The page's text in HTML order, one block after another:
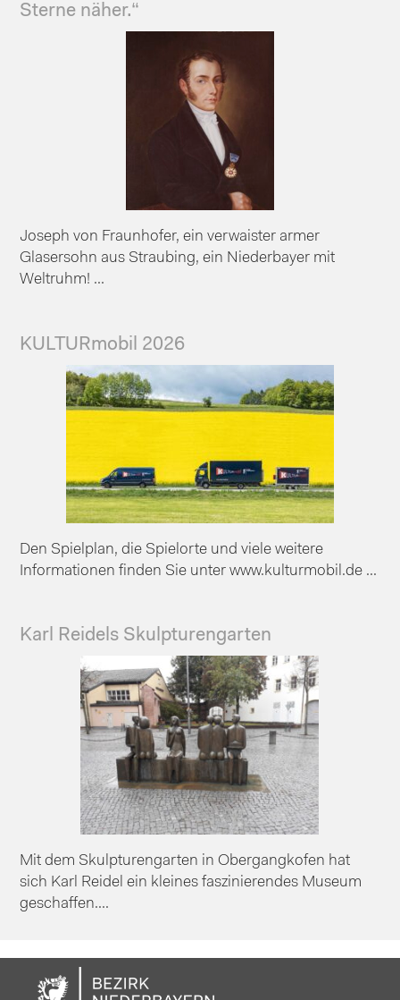
Sterne näher.“
Joseph von Fraunhofer, ein verwaister armer
Glasersohn aus Straubing, ein Niederbayer mit
Weltruhm! ...
KULTURmobil 2026
Den Spielplan, die Spielorte und viele weitere
Informationen finden Sie unter www.kulturmobil.de ...
Karl Reidels Skulpturengarten
Mit dem Skulpturengarten in Obergangkofen hat
sich Karl Reidel ein kleines faszinierendes Museum
geschaffen....